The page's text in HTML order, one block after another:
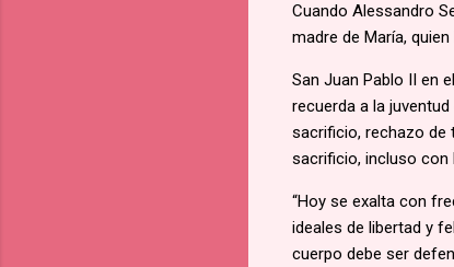
Cuando Alessandro
madre de María,
San Juan Pablo II en
recuerda a la
sacrificio, rechazo de
sacrificio, incluso con
“Hoy se exalta con
ideales de libertad y
cuerpo debe ser